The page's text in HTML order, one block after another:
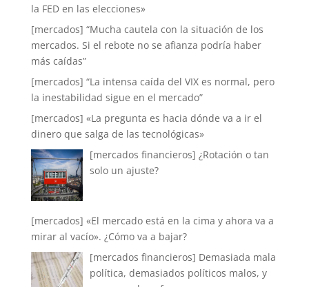
la FED en las elecciones»
[mercados] “Mucha cautela con la situación de los
mercados. Si el rebote no se afianza podría haber
más caídas”
[mercados] “La intensa caída del VIX es normal, pero
la inestabilidad sigue en el mercado”
[mercados] «La pregunta es hacia dónde va a ir el
dinero que salga de las tecnológicas»
[mercados financieros] ¿Rotación o tan
solo un ajuste?
[mercados] «El mercado está en la cima y ahora va a
mirar al vacío». ¿Cómo va a bajar?
[mercados financieros] Demasiada mala
política, demasiados políticos malos, y